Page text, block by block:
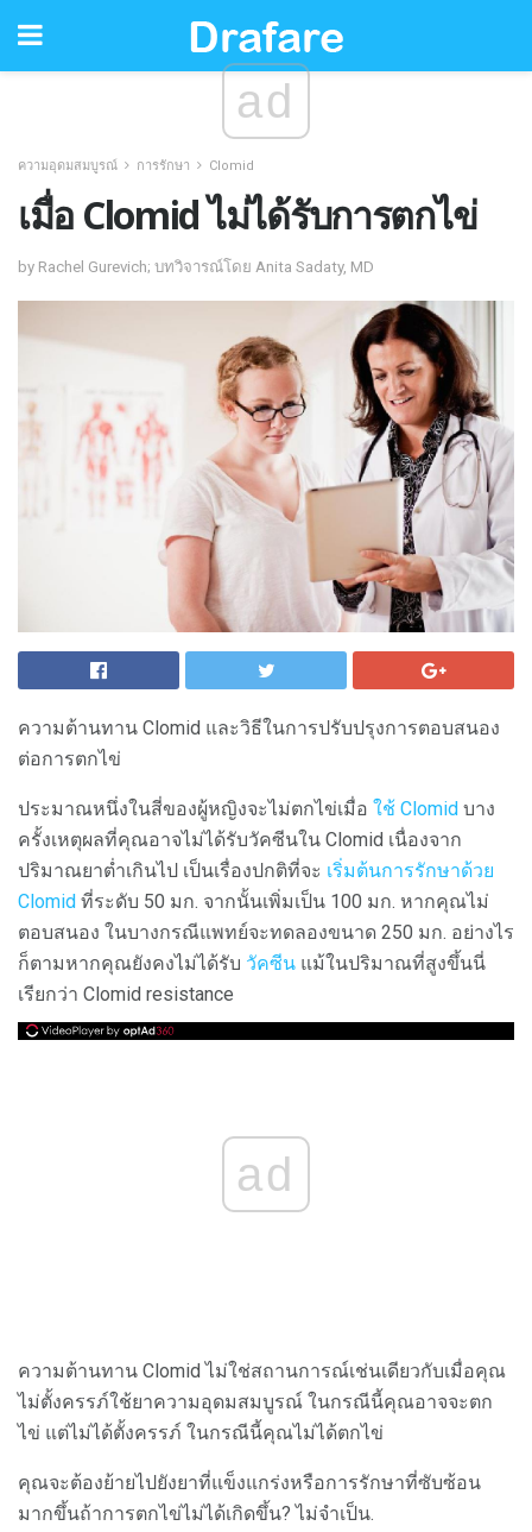
ad
ความอุดมสมบูรณ์ การรักษา Clomid
เมื่อ Clomid ไม่ได้รับการตกไข่
by Rachel Gurevich; บทวิจารณ์โดย Anita Sadaty, MD
ความต้านทาน Clomid และวิธีในการปรับปรุงการตอบสนอง
ต่อการตกไข่
ประมาณหนึ่งในสี่ของผู้หญิงจะไม่ตกไข่เมื่อ ใช้ Clomid บาง
ครั้งเหตุผลที่คุณอาจไม่ได้รับวัคซีนใน Clomid เนื่องจาก
ปริมาณยาต่ำเกินไป เป็นเรื่องปกติที่จะ เริ่มต้นการรักษาด้วย
Clomid ที่ระดับ 50 มก. จากนั้นเพิ่มเป็น 100 มก. หากคุณไม่
ตอบสนอง ในบางกรณีแพทย์จะทดลองขนาด 250 มก. อย่างไร
ก็ตามหากคุณยังคงไม่ได้รับ วัคซีน แม้ในปริมาณที่สูงขึ้นนี่
เรียกว่า Clomid resistance
ad
ความต้านทาน Clomid ไม่ใช่สถานการณ์เช่นเดียวกับเมื่อคุณ
ไม่ตั้งครรภ์ใช้ยาความอุดมสมบูรณ์ ในกรณีนี้คุณอาจจะตก
ไข่ แต่ไม่ได้ตั้งครรภ์ ในกรณีนี้คุณไม่ได้ตกไข่
คุณจะต้องย้ายไปยังยาที่แข็งแกร่งหรือการรักษาที่ซับซ้อน
มากขึ้นถ้าการตกไข่ไม่ได้เกิดขึ้น? ไม่จำเป็น.